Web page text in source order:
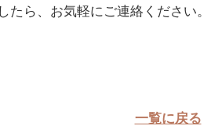
ら、お気軽にご連絡ください
一覧に戻る